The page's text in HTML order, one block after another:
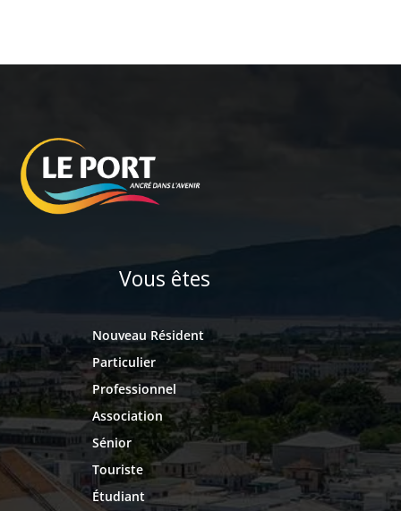
Vous êtes
Nouveau Résident
Particulier
Professionnel
Association
Sénior
Touriste
Étudiant